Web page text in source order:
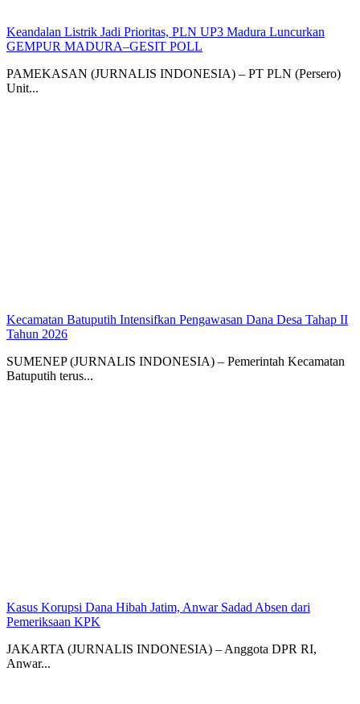
Keandalan Listrik Jadi Prioritas, PLN UP3 Madura Luncurkan
GEMPUR MADURA–GESIT POLL
PAMEKASAN (JURNALIS INDONESIA) – PT PLN (Persero)
Unit...
Kecamatan Batuputih Intensifkan Pengawasan Dana Desa Tahap II
Tahun 2026
SUMENEP (JURNALIS INDONESIA) – Pemerintah Kecamatan
Batuputih terus...
Kasus Korupsi Dana Hibah Jatim, Anwar Sadad Absen dari
Pemeriksaan KPK
JAKARTA (JURNALIS INDONESIA) – Anggota DPR RI,
Anwar...